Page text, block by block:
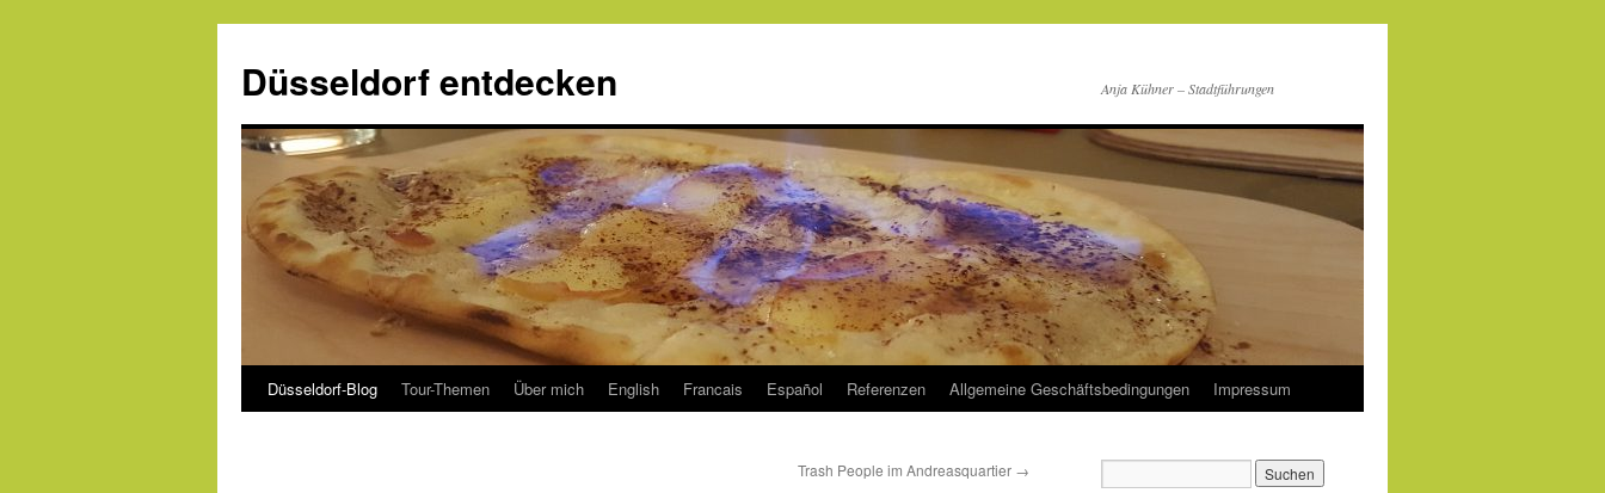
springen
Düsseldorf entdecken Anja Kühner – Stadtführungen
Düsseldorf-Blog Tour-Themen Über mich English Francais Español Referenzen Allgemeine Geschäftsbedingungen Impressum
Trash People im Andreasquartier →